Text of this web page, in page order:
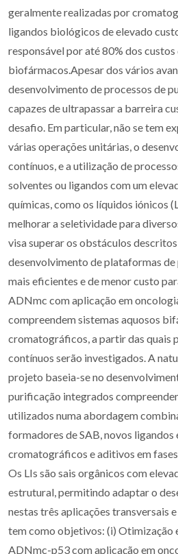
geralmente realizadas por
ligandos biológicos de elevado
responsável por até 80% dos
biofármacos.Apesar dos vários
desenvolvimento de processos de
capazes de ultrapassar a barreira
desafio. Em particular, não se tem
várias operações unitárias, o
contínuos, e a utilização de
solventes ou ligandos com um
químicas, como os líquidos iónicos
melhorar a seletividade para
visa superar os obstáculos
desenvolvimento de plataformas
mais eficientes e de menor custo
ADNmc com aplicação em
compreendem sistemas aquosos
cromatográficos, a partir das quais
contínuos serão investigados. A
projeto baseia-se no
purificação integrados
utilizados numa abordagem
formadores de SAB, novos ligandos
cromatográficos e aditivos em
Os LIs são sais orgânicos com
estrutural, permitindo adaptar o
nestas três aplicações transversais
tem como objetivos: (i) Otimização
ADNmc-p53 com aplicação em